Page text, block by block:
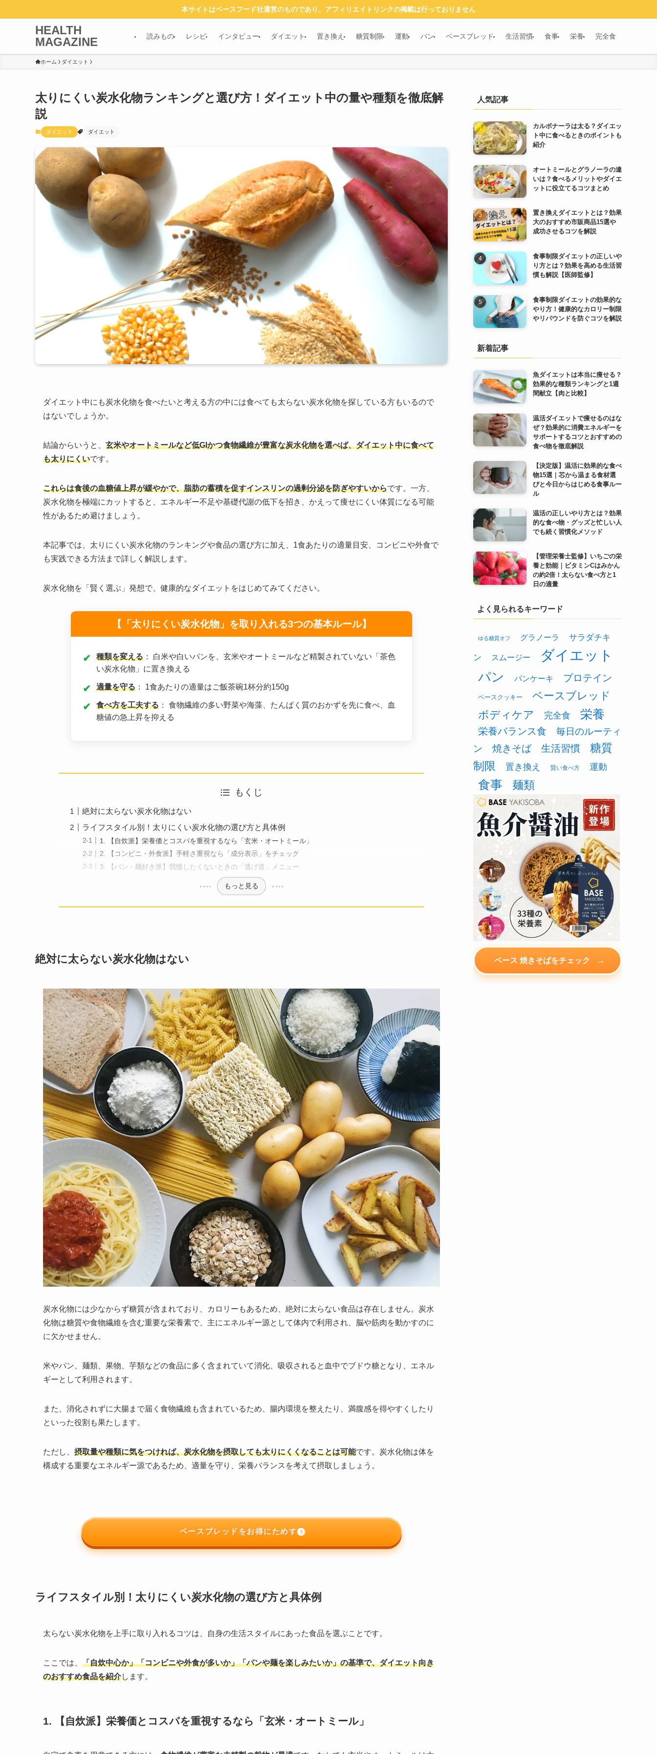
本サイトはベースフード社運営のものであり、アフィリエイトリンクの掲載は行っておりません
HEALTH
MAGAZINE
読みもの レシピ インタビュー ダイエット 置き換え 糖質制限 運動 パン ベースブレッド 生活習慣 食事 栄養 完全食
ホーム ダイエット
太りにくい炭水化物ランキングと選び方！ダイエット中の量や種類を徹底解
説
ダイエット ダイエット
ダイエット中にも炭水化物を食べたいと考える方の中には食べても太らない炭水化物を探している方もいるので
はないでしょうか。
結論からいうと、 玄米やオートミールなど低GIかつ食物繊維が豊富な炭水化物を選べば、ダイエット中に食べて
も太りにくいです。
これらは食後の血糖値上昇が緩やかで、脂肪の蓄積を促すインスリンの過剰分泌を防ぎやすいからです。一方、
炭水化物を極端にカットすると、エネルギー不足や基礎代謝の低下を招き、かえって痩せにくい体質になる可能
性があるため避けましょう。
本記事では、太りにくい炭水化物のランキングや食品の選び方に加え、1食あたりの適量目安、コンビニや外食で
も実践できる方法まで詳しく解説します。
炭水化物を「賢く選ぶ」発想で、健康的なダイエットをはじめてみてください。
【「太りにくい炭水化物」を取り入れる3つの基本ルール】
種類を変える ： 白米や白いパンを、玄米やオートミールなど精製されていない「茶色
い炭水化物」に置き換える
適量を守る ： 1食あたりの適量はご飯茶碗1杯分約150g
食べ方を工夫する ： 食物繊維の多い野菜や海藻、たんぱく質のおかずを先に食べ、血
糖値の急上昇を抑える
もくじ
絶対に太らない炭水化物はない
ライフスタイル別！太りにくい炭水化物の選び方と具体例
1. 【自炊派】栄養価とコスパを重視するなら「玄米・オートミール」
2. 【コンビニ・外食派】手軽さ重視なら「成分表示」をチェック
3. 【パン・麺好き派】我慢したくないときの「逃げ道」メニュー
もっと見る
絶対に太らない炭水化物はない
炭水化物には少なからず糖質が含まれており、カロリーもあるため、絶対に太らない食品は存在しません。炭水
化物は糖質や食物繊維を含む重要な栄養素で、主にエネルギー源として体内で利用され、脳や筋肉を動かすのに
に欠かせません。
米やパン、麺類、果物、芋類などの食品に多く含まれていて消化、吸収されると血中でブドウ糖となり、エネル
ギーとして利用されます。
また、消化されずに大腸まで届く食物繊維も含まれているため、腸内環境を整えたり、満腹感を得やすくしたり
といった役割も果たします。
ただし、 摂取量や種類に気をつければ、炭水化物を摂取しても太りにくくなることは可能です。炭水化物は体を
構成する重要なエネルギー源であるため、適量を守り、栄養バランスを考えて摂取しましょう。
ベースブレッドをお得にためす
ライフスタイル別！太りにくい炭水化物の選び方と具体例
太らない炭水化物を上手に取り入れるコツは、自身の生活スタイルにあった食品を選ぶことです。
ここでは、 「自炊中心か」「コンビニや外食が多いか」「パンや麺を楽しみたいか」の基準で、ダイエット向き
のおすすめ食品を紹介します。
1. 【自炊派】栄養価とコスパを重視するなら「玄米・オートミール」
人気記事
カルボナーラは太る？ダイエッ
ト中に食べるときのポイントも
紹介
オートミールとグラノーラの違
いは？食べるメリットやダイエ
ットに役立てるコツまとめ
置き換えダイエットとは？効果
大のおすすめ市販商品15選や
成功させるコツを解説
食事制限ダイエットの正しいや
り方とは？効果を高める生活習
慣も解説【医師監修】
食事制限ダイエットの効果的な
やり方！健康的なカロリー制限
やリバウンドを防ぐコツを解説
新着記事
魚ダイエットは本当に痩せる？
効果的な種類ランキングと1週
間献立【肉と比較】
温活ダイエットで痩せるのはな
ぜ？効果的に消費エネルギーを
サポートするコツとおすすめの
食べ物を徹底解説
【決定版】温活に効果的な食べ
物15選｜芯から温まる食材選
びと今日からはじめる食事ルー
ル
温活の正しいやり方とは？効果
的な食べ物・グッズと忙しい人
でも続く習慣化メソッド
【管理栄養士監修】いちごの栄
養と効能｜ビタミンCはみかん
の約2倍！太らない食べ方と1
日の適量
よく見られるキーワード
ゆる糖質オフ グラノーラ サラダチキ
ン スムージー ダイエット
パン パンケーキ プロテイン
ベースクッキー
ベースブレッド
ボディケア
完全食 栄養
栄養バランス食
毎日のルーティ
ン
焼きそば 生活習慣
糖質
制限
置き換え 賢い食べ方 運動
食事 麺類
ベース 焼きそばをチェック →